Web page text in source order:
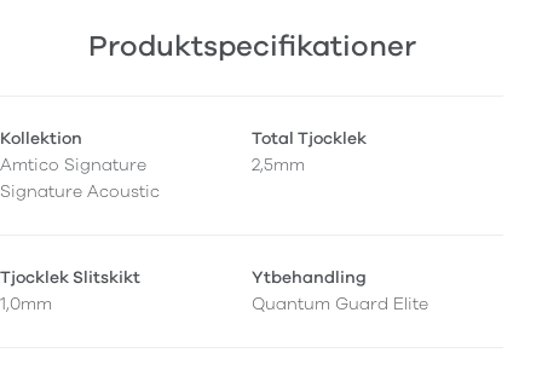
Produktspecifikationer
Kollektion
Amtico Signature
Signature Acoustic
Total Tjocklek
2,5mm
Tjocklek Slitskikt
1,0mm
Ytbehandling
Quantum Guard Elite